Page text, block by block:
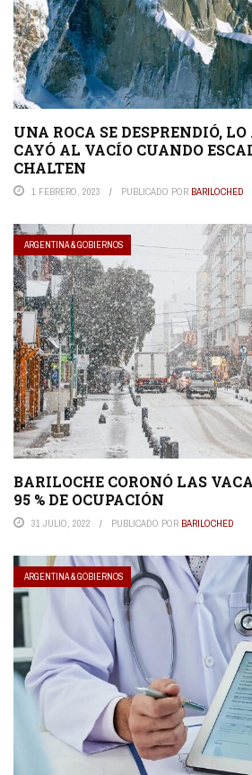
UNA ROCA SE DESPRENDIÓ,
CAYÓ AL VACÍO CUANDO
CHALTEN
1 FEBRERO, 2023 PUBLICADO POR BARILOCHED
ARGENTINA & GOBIERNOS
BARILOCHE CORONÓ LAS
95 % DE OCUPACIÓN
31 JULIO, 2022 PUBLICADO POR BARILOCHED
ARGENTINA & GOBIERNOS